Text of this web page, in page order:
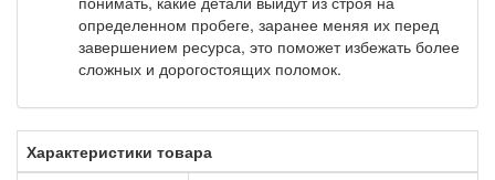
определенном пробеге, заранее меняя их перед
завершением ресурса, это поможет избежать более
сложных и дорогостоящих поломок.
Характеристики товара